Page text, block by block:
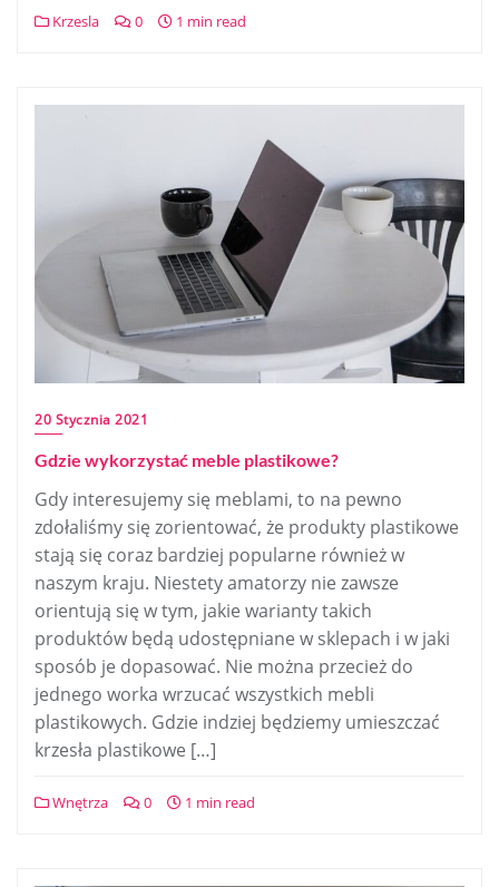
Krzesla 0 1 min read
20 Stycznia 2021
Gdzie wykorzystać meble plastikowe?
Gdy interesujemy się meblami, to na pewno
zdołaliśmy się zorientować, że produkty plastikowe
stają się coraz bardziej popularne również w
naszym kraju. Niestety amatorzy nie zawsze
orientują się w tym, jakie warianty takich
produktów będą udostępniane w sklepach i w jaki
sposób je dopasować. Nie można przecież do
jednego worka wrzucać wszystkich mebli
plastikowych. Gdzie indziej będziemy umieszczać
krzesła plastikowe […]
Wnętrza 0 1 min read